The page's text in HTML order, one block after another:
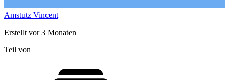
Amstutz Vincent
Erstellt vor 3 Monaten
Teil von